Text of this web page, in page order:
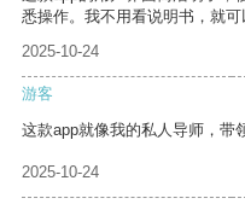
悉操作。我不用看说明书，就可
2025-10-24
游客
这款app就像我的私人导师，带
2025-10-24